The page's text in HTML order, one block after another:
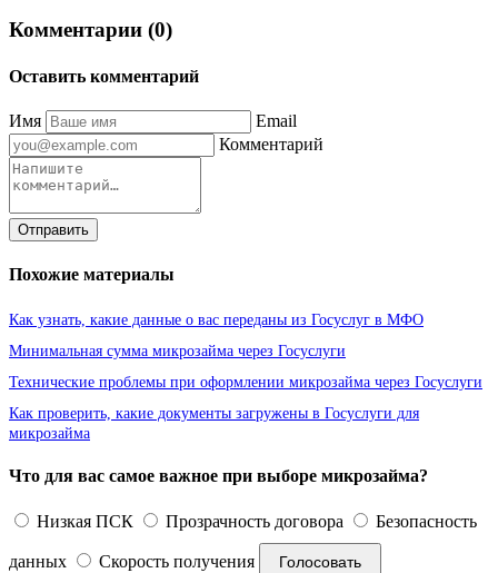
Комментарии (0)
Оставить комментарий
Имя
Email
Комментарий
Отправить
Похожие материалы
Как узнать, какие данные о вас переданы из Госуслуг в МФО
Минимальная сумма микрозайма через Госуслуги
Технические проблемы при оформлении микрозайма через Госуслуги
Как проверить, какие документы загружены в Госуслуги для
микрозайма
Что для вас самое важное при выборе микрозайма?
Низкая ПСК Прозрачность договора Безопасность
данных Скорость получения Голосовать